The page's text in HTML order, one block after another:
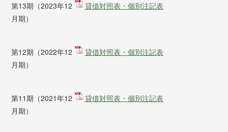
第13期（2023年12
月期）
貸借対照表・個別注記表
第12期（2022年12
月期）
貸借対照表・個別注記表
第11期（2021年12
月期）
貸借対照表・個別注記表